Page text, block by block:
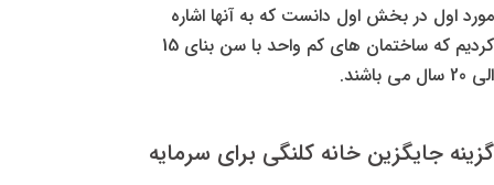
مورد اول در بخش اول دانست که به آنها اشاره
کردیم که ساختمان های کم واحد با سن بنای 15
الی 20 سال می باشند.
گزینه جایگزین خانه کلنگی برای سرمایه